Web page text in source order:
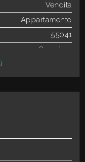
Vendita
Appartamento
55041
Camaiore
3
2